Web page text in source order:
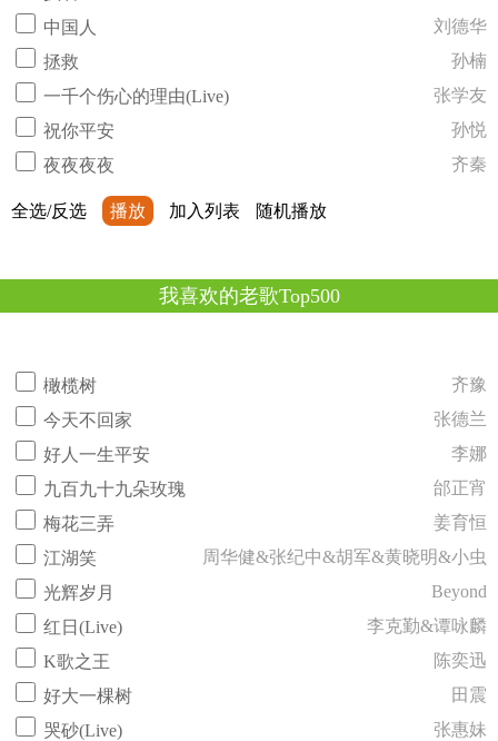
中国人
刘德华
拯救
孙楠
一千个伤心的理由(Live)
张学友
祝你平安
孙悦
夜夜夜夜
齐秦
全选/反选 播放 加入列表 随机播放
我喜欢的老歌Top500
橄榄树
齐豫
今天不回家
张德兰
好人一生平安
李娜
九百九十九朵玫瑰
邰正宵
梅花三弄
姜育恒
江湖笑
周华健&张纪中&胡军&黄晓明&小虫
光辉岁月
Beyond
红日(Live)
李克勤&谭咏麟
K歌之王
陈奕迅
好大一棵树
田震
哭砂(Live)
张惠妹